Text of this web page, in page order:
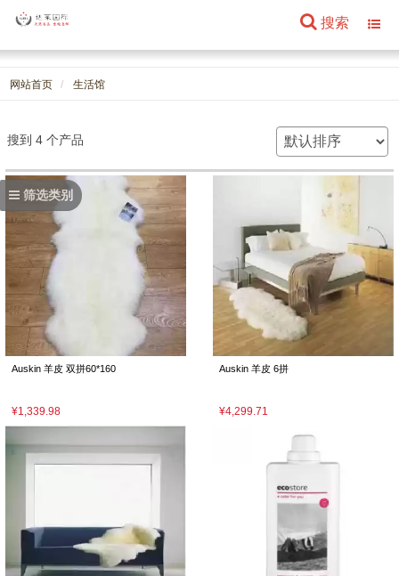
搜索
网站首页 生活馆
筛选类别
搜到 4 个产品
Auskin 羊皮 双拼60*160
¥1,339.98
Auskin 羊皮 6拼
¥4,299.71